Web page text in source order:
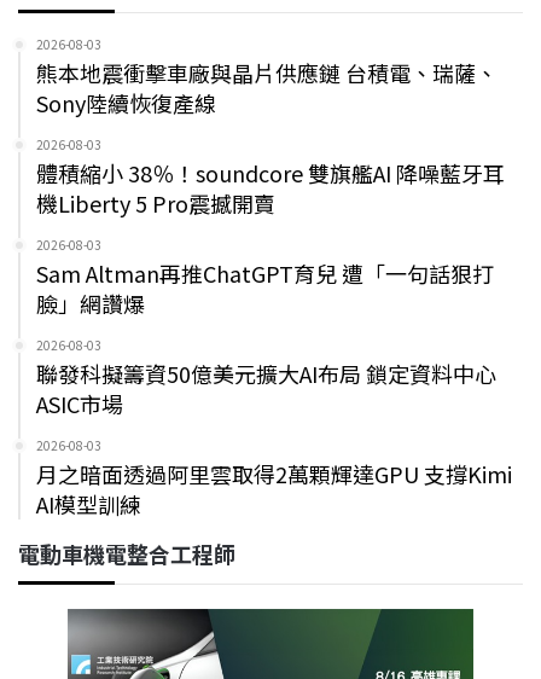
2026-08-03
熊本地震衝擊車廠與晶片供應鏈 台積電、瑞薩、
Sony陸續恢復產線
2026-08-03
體積縮小 38％！soundcore 雙旗艦AI 降噪藍牙耳
機Liberty 5 Pro震撼開賣
2026-08-03
Sam Altman再推ChatGPT育兒 遭「一句話狠打
臉」網讚爆
2026-08-03
聯發科擬籌資50億美元擴大AI布局 鎖定資料中心
ASIC市場
2026-08-03
月之暗面透過阿里雲取得2萬顆輝達GPU 支撐Kimi
AI模型訓練
電動車機電整合工程師